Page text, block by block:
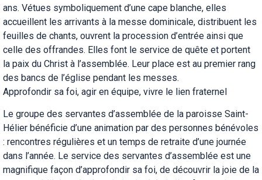
ans. Vétues symboliquement d’une cape blanche, elles
accueillent les arrivants à la messe dominicale, distribuent les
feuilles de chants, ouvrent la procession d’entrée ainsi que
celle des offrandes. Elles font le service de quête et portent
la paix du Christ à l’assemblée. Leur place est au premier rang
des bancs de l’église pendant les messes.
Approfondir sa foi, agir en équipe, vivre le lien fraternel
Le groupe des servantes d’assemblée de la paroisse Saint-
Hélier bénéficie d’une animation par des personnes bénévoles
: rencontres régulières et un temps de retraite d’une journée
dans l’année. Le service des servantes d’assemblée est une
magnifique façon d’approfondir sa foi, de découvrir la joie de la